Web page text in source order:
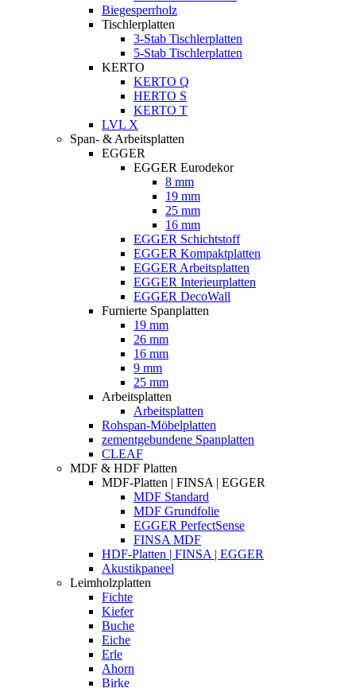
Biegesperrholz
Tischlerplatten
3-Stab Tischlerplatten
5-Stab Tischlerplatten
KERTO
KERTO Q
HERTO S
KERTO T
LVL X
Span- & Arbeitsplatten
EGGER
EGGER Eurodekor
8 mm
19 mm
25 mm
16 mm
EGGER Schichtstoff
EGGER Kompaktplatten
EGGER Arbeitsplatten
EGGER Interieurplatten
EGGER DecoWall
Furnierte Spanplatten
19 mm
26 mm
16 mm
9 mm
25 mm
Arbeitsplatten
Arbeitsplatten
Rohspan-Möbelplatten
zementgebundene Spanplatten
CLEAF
MDF & HDF Platten
MDF-Platten | FINSA | EGGER
MDF Standard
MDF Grundfolie
EGGER PerfectSense
FINSA MDF
HDF-Platten | FINSA | EGGER
Akustikpaneel
Leimholzplatten
Fichte
Kiefer
Buche
Eiche
Erle
Ahorn
Birke